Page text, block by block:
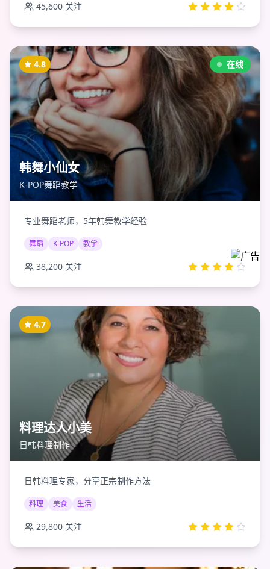
45,600 关注
在线
4.8
韩舞小仙女
K-POP舞蹈教学
专业舞蹈老师，5年韩舞教学经验
舞蹈 K-POP 教学
38,200 关注
4.7
料理达人小美
日韩料理制作
日韩料理专家，分享正宗制作方法
料理 美食 生活
29,800 关注